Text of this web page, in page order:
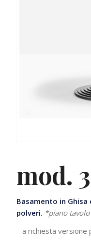
mod.
Basamento in
polveri. *piano tavolo
– a richiesta